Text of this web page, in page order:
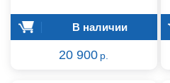
В наличии
20 900 р.